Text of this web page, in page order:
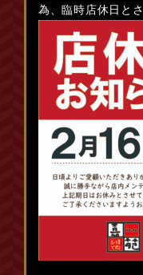
為、臨時店休日と